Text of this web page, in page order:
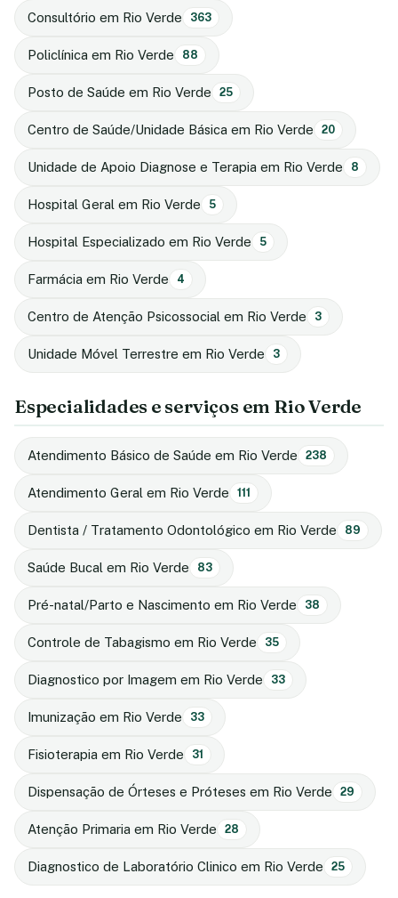
Consultório em Rio Verde 363
Policlínica em Rio Verde 88
Posto de Saúde em Rio Verde 25
Centro de Saúde/Unidade Básica em Rio Verde 20
Unidade de Apoio Diagnose e Terapia em Rio Verde 8
Hospital Geral em Rio Verde 5
Hospital Especializado em Rio Verde 5
Farmácia em Rio Verde 4
Centro de Atenção Psicossocial em Rio Verde 3
Unidade Móvel Terrestre em Rio Verde 3
Especialidades e serviços em Rio Verde
Atendimento Básico de Saúde em Rio Verde 238
Atendimento Geral em Rio Verde 111
Dentista / Tratamento Odontológico em Rio Verde 89
Saúde Bucal em Rio Verde 83
Pré-natal/Parto e Nascimento em Rio Verde 38
Controle de Tabagismo em Rio Verde 35
Diagnostico por Imagem em Rio Verde 33
Imunização em Rio Verde 33
Fisioterapia em Rio Verde 31
Dispensação de Órteses e Próteses em Rio Verde 29
Atenção Primaria em Rio Verde 28
Diagnostico de Laboratório Clinico em Rio Verde 25